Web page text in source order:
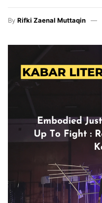
By Rifki Zaenal Muttaqin